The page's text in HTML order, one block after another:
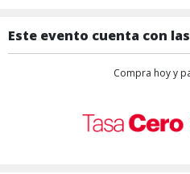
Este evento cuenta con
Compra hoy y